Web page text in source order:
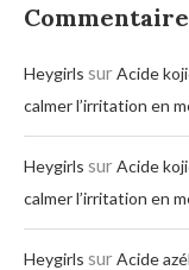
Heygirls surAcide
calmer l’irritation en
Heygirls surAcide
calmer l’irritation en
Heygirls surAcide